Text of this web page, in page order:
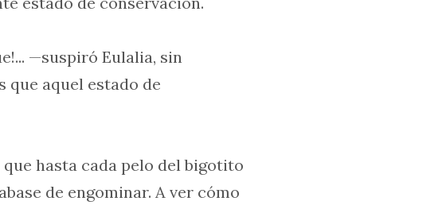
—suspiró Eulalia, sin
que aquel estado de
hasta cada pelo del bigotito
de engominar. A ver cómo